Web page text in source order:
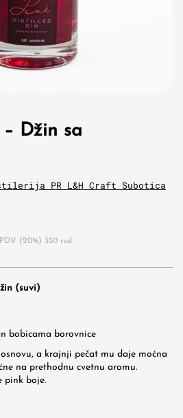
Džin sa
PR L&H Craft Subotica
(20%) 350 rsd
(suvi)
bobicama borovnice
a krajnji pečat mu daje moćna
na prethodnu cvetnu aromu.
pink boje.